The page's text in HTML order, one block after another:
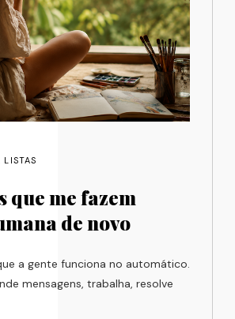
LISTAS
que me fazem
de novo
a gente funciona no automático.
mensagens, trabalha, resolve